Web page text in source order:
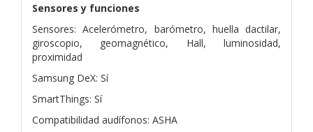
Sensores y funciones
Sensores: Acelerómetro, barómetro, huella dactilar,
giroscopio, geomagnético, Hall, luminosidad,
proximidad
Samsung DeX: Sí
SmartThings: Sí
Compatibilidad audífonos: ASHA